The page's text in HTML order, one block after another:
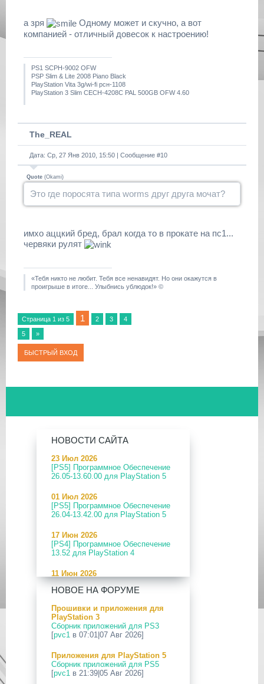
а зря
Одному может и скучно, а вот
компанией - отличный довесок к настроению!
PS1 SCPH-9002 OFW
PSP Slim & Lite 2008 Piano Black
PlayStation Vita 3g/wi-fi рсн-1108
PlayStation 3 Slim CECH-4208C PAL 500GB OFW 4.60
The_REAL
Дата: Ср, 27 Янв 2010, 15:50 | Сообщение #10
Quote (Okami)
Это где поросята типа worms друг друга мочат?
имхо аццкий бред, брал когда то в прокате на пс1...
червяки рулят
«Тебя никто не любит. Тебя все ненавидят. Но они окажутся в
проигрыше в итоге... Улыбнись ублюдок!» ©
Страница 1 из 5 1 2 3 4
5 »
НОВОСТИ САЙТА
23 Июл 2026
[PS5] Программное Обеспечение
26.05-13.60.00 для PlayStation 5
01 Июл 2026
[PS5] Программное Обеспечение
26.04-13.42.00 для PlayStation 5
17 Июн 2026
[PS4] Программное Обеспечение
13.52 для PlayStation 4
11 Июн 2026
[PS5] Программное Обеспечение
26.04-13.40.00 для PlayStation 5
24 Апр 2026
[PS5] Программное Обеспечение
26.03-13.20.00 для PlayStation 5
12 Апр 2026
[PS Portal] Программное
Обеспечение 7.0.2 для PS Portal
НОВОЕ НА ФОРУМЕ
Прошивки и приложения для
PlayStation 3
Сборник приложений для PS3
[pvc1 в 07:01|07 Авг 2026]
Приложения для PlayStation 5
Сборник приложений для PS5
[pvc1 в 21:39|05 Авг 2026]